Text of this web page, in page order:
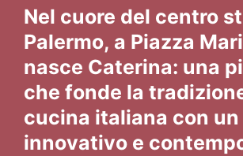
Nel cuore del centro
Palermo, a Piazza
nasce Caterina: una
che fonde la
cucina italiana con
innovativo e